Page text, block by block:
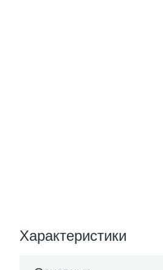
Характеристики